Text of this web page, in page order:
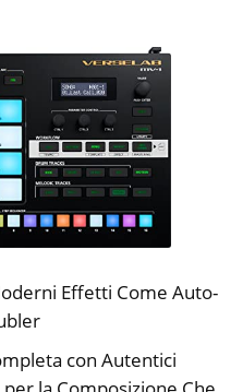
Effetti Come Auto-
con Autentici